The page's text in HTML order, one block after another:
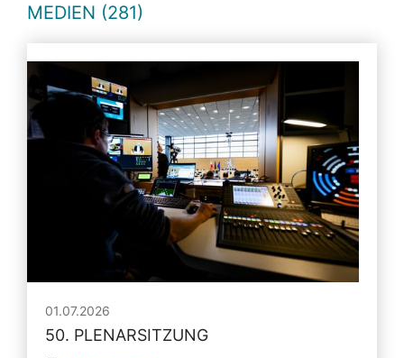
MEDIEN (281)
01.07.2026
50. PLENARSITZUNG